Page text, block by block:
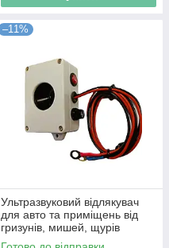
–11%
Ультразвуковий відлякувач
для авто та приміщень від
гризунів, мишей, щурів
"АВТОКІТ-200" 6-24 В